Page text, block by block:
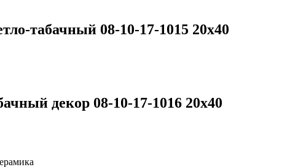
табачный 08-10-17-1015 20х40
декор 08-10-17-1016 20х40